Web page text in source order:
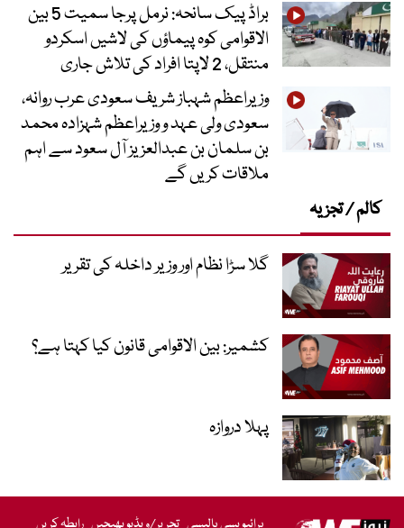
براڈ پیک سانحہ: نرمل پرجا سمیت 5 بین
الاقوامی کوہ پیماؤں کی لاشیں اسکردو
منتقل، 2 لاپتا افراد کی تلاش جاری
وزیراعظم شہباز شریف سعودی عرب روانہ،
سعودی ولی عہد و وزیراعظم شہزادہ محمد
بن سلمان بن عبدالعزیز آل سعود سے اہم
ملاقات کریں گے
کالم / تجزیہ
گلا سڑا نظام اور وزیر داخلہ کی تقریر
کشمیر: بین الاقوامی قانون کیا کہتا ہے؟
پہلا دروازہ